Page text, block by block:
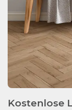
Kostenlose